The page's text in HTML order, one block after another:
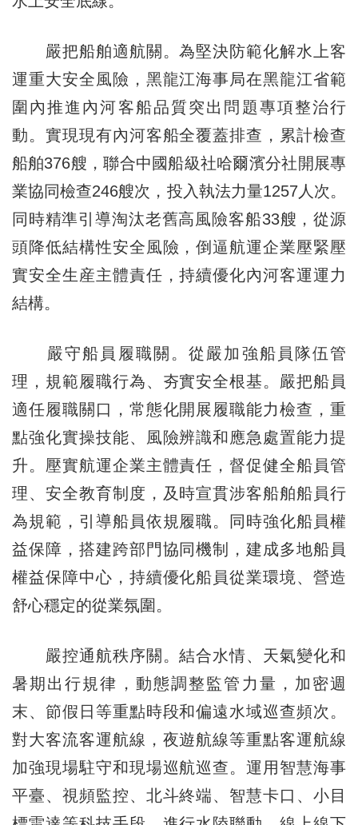
嚴把船舶適航關。為堅決防範化解水上客
運重大安全風險，黑龍江海事局在黑龍江省範
圍內推進內河客船品質突出問題專項整治行
動。實現現有內河客船全覆蓋排查，累計檢查
船舶376艘，聯合中國船級社哈爾濱分社開展專
業協同檢查246艘次，投入執法力量1257人次。
同時精準引導淘汰老舊高風險客船33艘，從源
頭降低結構性安全風險，倒逼航運企業壓緊壓
實安全生産主體責任，持續優化內河客運運力
結構。
嚴守船員履職關。從嚴加強船員隊伍管
理，規範履職行為、夯實安全根基。嚴把船員
適任履職關口，常態化開展履職能力檢查，重
點強化實操技能、風險辨識和應急處置能力提
升。壓實航運企業主體責任，督促健全船員管
理、安全教育制度，及時宣貫涉客船舶船員行
為規範，引導船員依規履職。同時強化船員權
益保障，搭建跨部門協同機制，建成多地船員
權益保障中心，持續優化船員從業環境、營造
舒心穩定的從業氛圍。
嚴控通航秩序關。結合水情、天氣變化和
暑期出行規律，動態調整監管力量，加密週
末、節假日等重點時段和偏遠水域巡查頻次。
對大客流客運航線，夜遊航線等重點客運航線
加強現場駐守和現場巡航巡查。運用智慧海事
平臺、視頻監控、北斗終端、智慧卡口、小目